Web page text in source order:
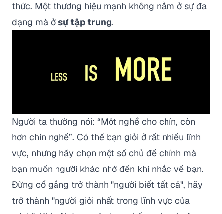
thức. Một thương hiệu mạnh không nằm ở sự đa
dạng mà ở sự tập trung.
Người ta thường nói: “Một nghề cho chín, còn
hơn chín nghề”. Có thể bạn giỏi ở rất nhiều lĩnh
vực, nhưng hãy chọn một số chủ đề chính mà
bạn muốn người khác nhớ đến khi nhắc về bạn.
Đừng cố gắng trở thành "người biết tất cả", hãy
trở thành "người giỏi nhất trong lĩnh vực của